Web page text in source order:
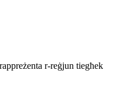
r-reġjun tiegħek